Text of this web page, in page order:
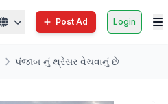
Post Ad Login
પંજાબ નું થ્રેસર વેચવાનું છે